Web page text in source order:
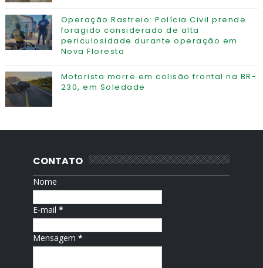
Operação Rastreio: Polícia Civil prende
foragido considerado de alta
periculosidade durante operação em
Nova Floresta
Motorista morre em colisão frontal na BR-
230, em Soledade
CONTATO
Nome
E-mail*
Mensagem*